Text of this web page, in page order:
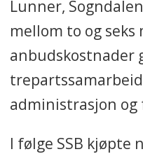
Lunner,
mellom to og
anbudskostnader
administrasjon
I følge SSB kjøpte